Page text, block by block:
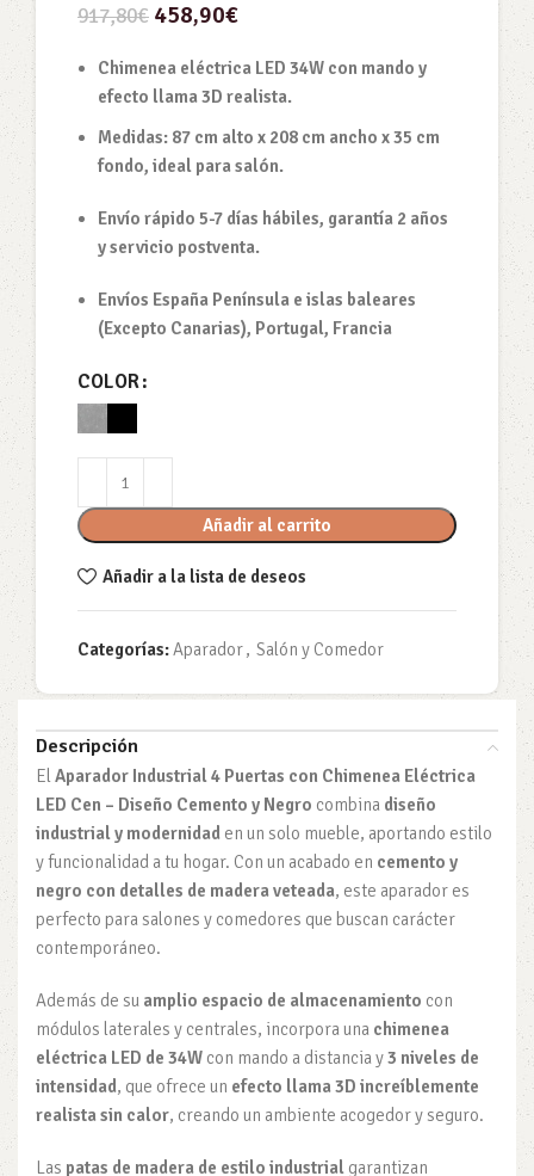
917,80€ 458,90€
Chimenea eléctrica LED 34W con mando y
efecto llama 3D realista.
Medidas: 87 cm alto x 208 cm ancho x 35 cm
fondo, ideal para salón.
Envío rápido 5-7 días hábiles, garantía 2 años
y servicio postventa.
Envíos España Península e islas baleares
(Excepto Canarias), Portugal, Francia
COLOR
Añadir al carrito
Añadir a la lista de deseos
Categorías:Aparador, Salón y Comedor
Descripción
ElAparador Industrial 4 Puertas con Chimenea Eléctrica
LED Cen – Diseño Cemento y Negro combina diseño
industrial y modernidad en un solo mueble, aportando estilo
y funcionalidad a tu hogar. Con un acabado en cemento y
negro con detalles de madera veteada, este aparador es
perfecto para salones y comedores que buscan carácter
contemporáneo.
Además de su amplio espacio de almacenamiento con
módulos laterales y centrales, incorpora una chimenea
eléctrica LED de 34W con mando a distancia y3 niveles de
intensidad, que ofrece un efecto llama 3D increíblemente
realista sin calor, creando un ambiente acogedor y seguro.
Las patas de madera de estilo industrial garantizan